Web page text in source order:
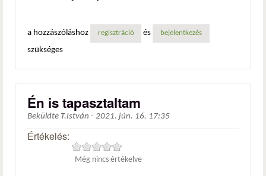
a hozzászóláshoz regisztráció és bejelentkezés
szükséges
Én is tapasztaltam
Beküldte T.István - 2021. jún. 16. 17:35
Értékelés:
Még nincs értékelve